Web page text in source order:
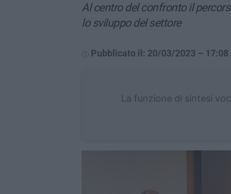
Al centro del confronto il
lo sviluppo del settore
Pubblicato il: 20/03/2023 – 17:08
La funzione di sintesi